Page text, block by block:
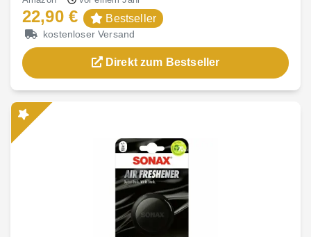
22,90 € Bestseller
kostenloser Versand
Direkt zum Bestseller